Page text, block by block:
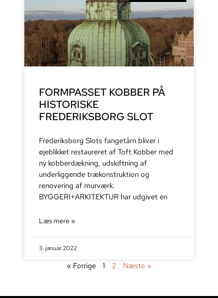
FORMPASSET KOBBER PÅ
HISTORISKE
FREDERIKSBORG SLOT
Frederiksborg Slots fangetårn bliver i
øjeblikket restaureret af Toft Kobber med
ny kobberdækning, udskiftning af
underliggende trækonstruktion og
renovering af murværk.
BYGGERI+ARKITEKTUR har udgivet en
Læs mere »
3. januar 2022
« Forrige 1 2 Næste »